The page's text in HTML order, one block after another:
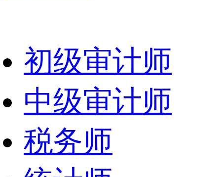
初级审计师
中级审计师
税务师